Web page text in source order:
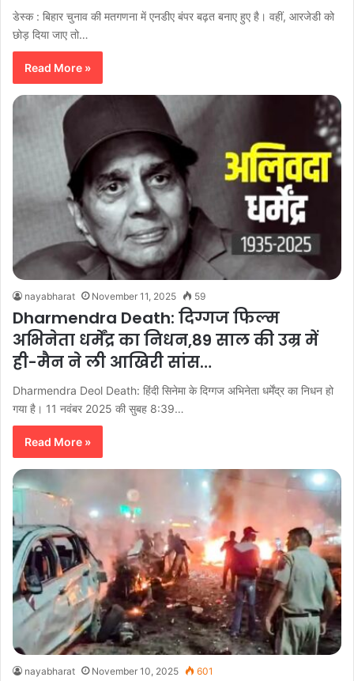
डेस्क : बिहार चुनाव की मतगणना में एनडीए बंपर बढ़त बनाए हुए है। वहीं, आरजेडी को
छोड़ दिया जाए तो…
Read More »
nayabharat November 11, 2025 59
Dharmendra Death: दिग्गज फिल्म
अभिनेता धर्मेंद्र का निधन,89 साल की उम्र में
ही-मैन ने ली आखिरी सांस…
Dharmendra Deol Death: हिंदी सिनेमा के दिग्गज अभिनेता धर्मेंद्र का निधन हो
गया है। 11 नवंबर 2025 की सुबह 8:39…
Read More »
nayabharat November 10, 2025 601